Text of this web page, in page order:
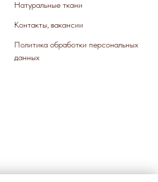
Натуральные ткани
Контакты, вакансии
Политика обработки персональных
данных